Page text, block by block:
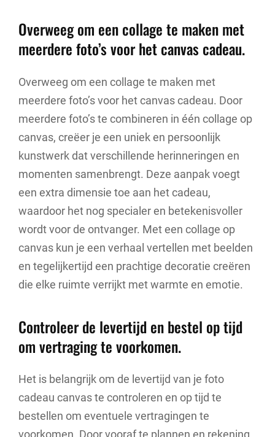
Overweeg om een ​​collage te maken met
meerdere foto’s voor het canvas cadeau.
Overweeg om een collage te maken met
meerdere foto’s voor het canvas cadeau. Door
meerdere foto’s te combineren in één collage op
canvas, creëer je een uniek en persoonlijk
kunstwerk dat verschillende herinneringen en
momenten samenbrengt. Deze aanpak voegt
een extra dimensie toe aan het cadeau,
waardoor het nog specialer en betekenisvoller
wordt voor de ontvanger. Met een collage op
canvas kun je een verhaal vertellen met beelden
en tegelijkertijd een prachtige decoratie creëren
die elke ruimte verrijkt met warmte en emotie.
Controleer de levertijd en bestel op tijd
om vertraging te voorkomen.
Het is belangrijk om de levertijd van je foto
cadeau canvas te controleren en op tijd te
bestellen om eventuele vertragingen te